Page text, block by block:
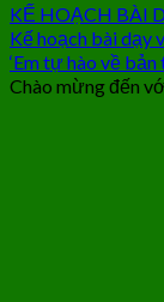
KẾ HOẠCH BÀI
Kế hoạch bài dạy
‘Em tự hào về bản
Chào mừng đến